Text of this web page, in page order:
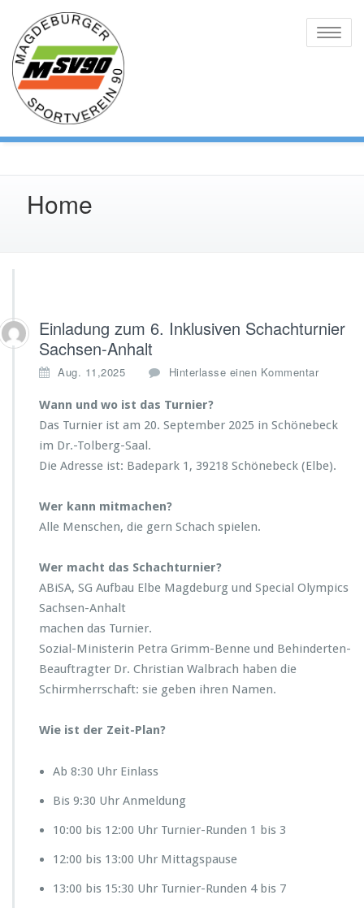
content
Toggle
Home
Einladung zum 6. Inklusiven Schachturnier
Sachsen-Anhalt
Aug. 11,2025 Hinterlasse einen Kommentar
Wann und wo ist das Turnier?
Das Turnier ist am 20. September 2025 in Schönebeck
im Dr.-Tolberg-Saal.
Die Adresse ist: Badepark 1, 39218 Schönebeck (Elbe).
Wer kann mitmachen?
Alle Menschen, die gern Schach spielen.
Wer macht das Schachturnier?
ABiSA, SG Aufbau Elbe Magdeburg und Special Olympics
Sachsen-Anhalt
machen das Turnier.
Sozial-Ministerin Petra Grimm-Benne und Behinderten-
Beauftragter Dr. Christian Walbrach haben die
Schirmherrschaft: sie geben ihren Namen.
Wie ist der Zeit-Plan?
Ab 8:30 Uhr Einlass
Bis 9:30 Uhr Anmeldung
10:00 bis 12:00 Uhr Turnier-Runden 1 bis 3
12:00 bis 13:00 Uhr Mittagspause
13:00 bis 15:30 Uhr Turnier-Runden 4 bis 7